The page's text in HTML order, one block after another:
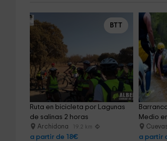
BTT
Ruta en bicicleta por Lagunas
de salinas 2 horas
Archidona 19.2 km
a partir de 18€
Medio
a partir